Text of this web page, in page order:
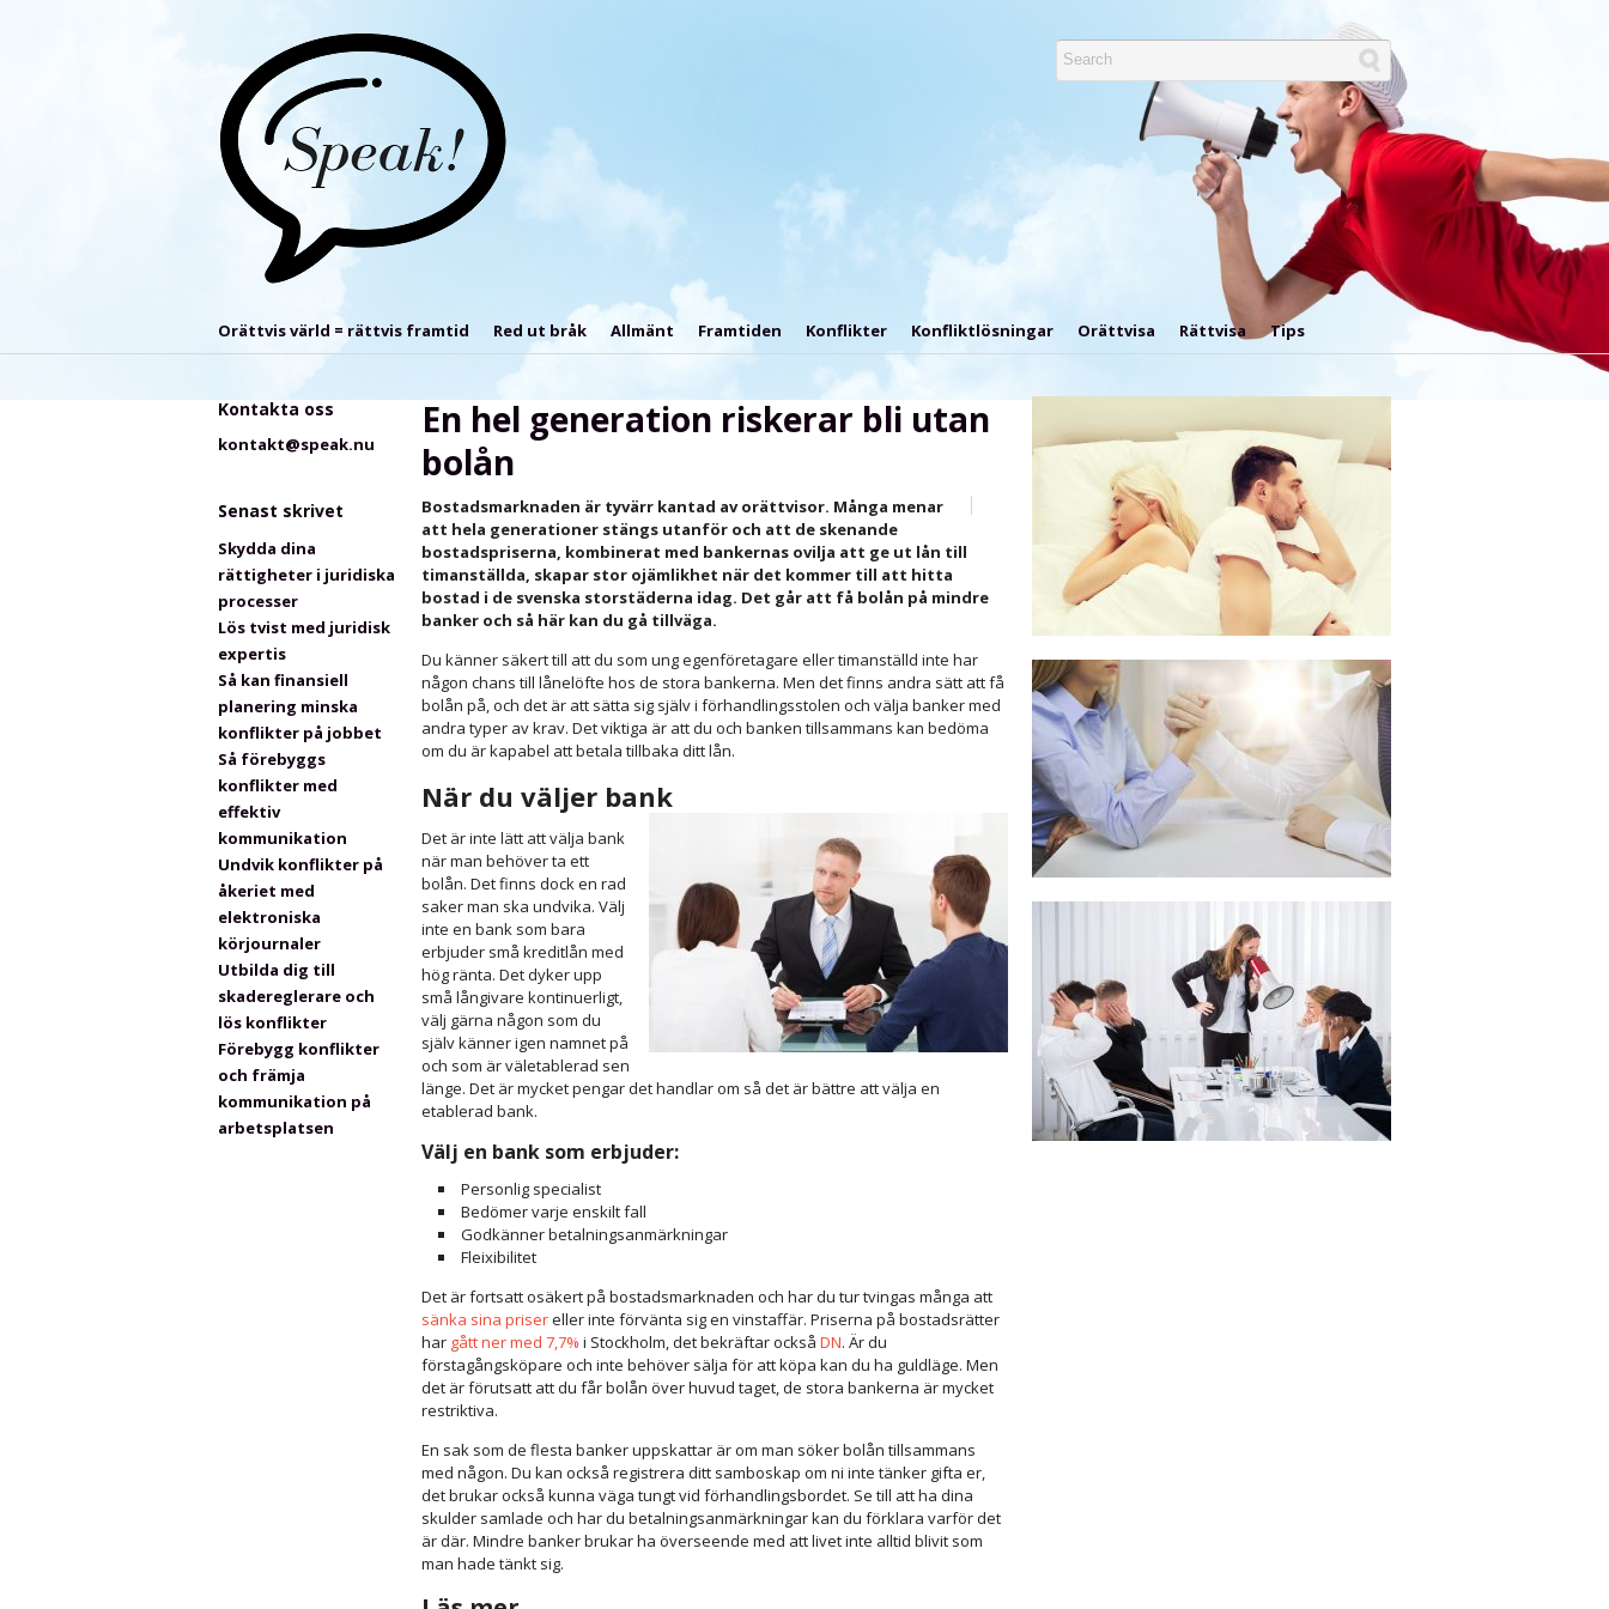
Orättvis värld = rättvis framtid Red ut bråk Allmänt Framtiden Konflikter Konfliktlösningar Orättvisa Rättvisa Tips
Kontakta oss
kontakt@speak.nu
Senast skrivet
Skydda dina
rättigheter i juridiska
processer
Lös tvist med juridisk
expertis
Så kan finansiell
planering minska
konflikter på jobbet
Så förebyggs
konflikter med
effektiv
kommunikation
Undvik konflikter på
åkeriet med
elektroniska
körjournaler
Utbilda dig till
skadereglerare och
lös konflikter
Förebygg konflikter
och främja
kommunikation på
arbetsplatsen
En hel generation riskerar bli utan
bolån
Bostadsmarknaden är tyvärr kantad av orättvisor. Många menar
att hela generationer stängs utanför och att de skenande
bostadspriserna, kombinerat med bankernas ovilja att ge ut lån till
timanställda, skapar stor ojämlikhet när det kommer till att hitta
bostad i de svenska storstäderna idag. Det går att få bolån på mindre
banker och så här kan du gå tillväga.
Du känner säkert till att du som ung egenföretagare eller timanställd inte har
någon chans till lånelöfte hos de stora bankerna. Men det finns andra sätt att få
bolån på, och det är att sätta sig själv i förhandlingsstolen och välja banker med
andra typer av krav. Det viktiga är att du och banken tillsammans kan bedöma
om du är kapabel att betala tillbaka ditt lån.
När du väljer bank
Det är inte lätt att välja bank
när man behöver ta ett
bolån. Det finns dock en rad
saker man ska undvika. Välj
inte en bank som bara
erbjuder små kreditlån med
hög ränta. Det dyker upp
små långivare kontinuerligt,
välj gärna någon som du
själv känner igen namnet på
och som är väletablerad sen
länge. Det är mycket pengar det handlar om så det är bättre att välja en
etablerad bank.
Välj en bank som erbjuder:
Personlig specialist
Bedömer varje enskilt fall
Godkänner betalningsanmärkningar
Fleixibilitet
Det är fortsatt osäkert på bostadsmarknaden och har du tur tvingas många att
sänka sina prisereller inte förvänta sig en vinstaffär. Priserna på bostadsrätter
har gått ner med 7,7% i Stockholm, det bekräftar också DN. Är du
förstagångsköpare och inte behöver sälja för att köpa kan du ha guldläge. Men
det är förutsatt att du får bolån över huvud taget, de stora bankerna är mycket
restriktiva.
En sak som de flesta banker uppskattar är om man söker bolån tillsammans
med någon. Du kan också registrera ditt samboskap om ni inte tänker gifta er,
det brukar också kunna väga tungt vid förhandlingsbordet. Se till att ha dina
skulder samlade och har du betalningsanmärkningar kan du förklara varför det
är där. Mindre banker brukar ha överseende med att livet inte alltid blivit som
man hade tänkt sig.